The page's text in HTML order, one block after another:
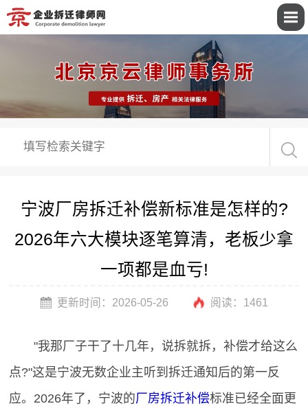
宁波厂房拆迁补偿新标准是怎样的?
2026年六大模块逐笔算清，老板少拿
一项都是血亏!
更新时间：2026-05-26 阅读： 1461
"我那厂子干了十几年，说拆就拆，补偿才给这么
点?"这是宁波无数企业主听到拆迁通知后的第一反
应。2026年了，宁波的厂房拆迁补偿标准已经全面更